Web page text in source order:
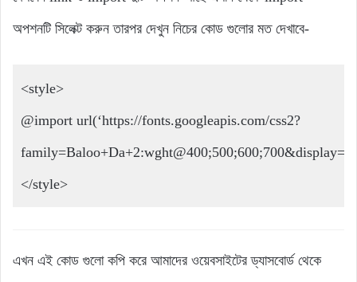
অপশনটি সিলেক্ট করুন তারপর দেখুন নিচের কোড গুলোর মত দেখাবে-
<style>
@import url(‘https://fonts.googleapis.com/css2?
</style>
এখন এই কোড গুলো কপি করে আমাদের ওয়েবসাইটের ড্যাসবোর্ড থেকে